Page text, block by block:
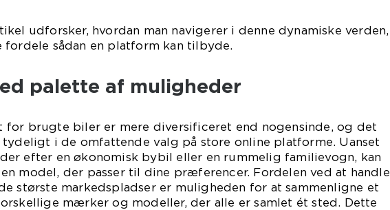
udforsker, hvordan man navigerer i denne dynamiske verden,
fordele sådan en platform kan tilbyde.
palette af muligheder
for brugte biler er mere diversificeret end nogensinde, og det
tydeligt i de omfattende valg på store online platforme. Uanset
efter en økonomisk bybil eller en rummelig familievogn, kan
model, der passer til dine præferencer. Fordelen ved at handle
største markedspladser er muligheden for at sammenligne et
mærker og modeller, der alle er samlet ét sted. Dette